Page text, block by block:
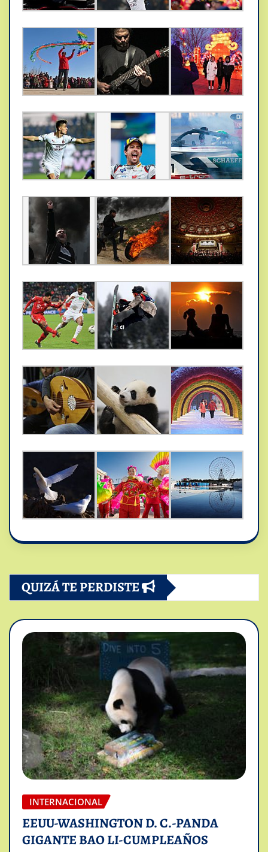
QUIZÁ TE PERDISTE
INTERNACIONAL
EEUU-WASHINGTON D. C.-PANDA
GIGANTE BAO LI-CUMPLEAÑOS